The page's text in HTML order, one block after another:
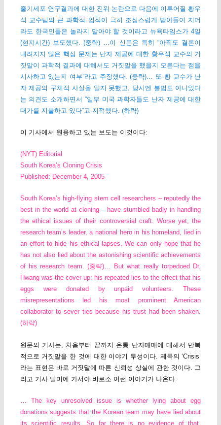
줄기세포 연구결과에 대한 진위 논란으로 다음에 이루어질 황우
석 교수팀의 큰 과학적 업적이 극히 조심스럽게 받아들여 지더
라도 한국인들은 놀라지 말아야 할 것이라고 뉴욕타임스가 4일
(현지시간) 보도했다. (중략) …이 신문은 특히 “아직도 결론이
내려지지 않은 핵심 문제는 난자 제공에 대한 황우석 교수의 거
짓말이 과학적 결과에 대해서도 거짓말을 했을지 모른다는 점을
시사하고 있는지 여부”라고 주장했다. (중략)… 또 황 교수가 난
자 제공의 구체적 사실을 알지 못했고, 당시엔 불법도 아니었다
는 의견도 소개하면서 “일부 미국 과학자들도 난자 제공에 대한
대가를 지불하고 있다”고 지적했다. (하략)
이 기사에서 원용하고 있는 보도는 이것이다:
(NYT) Editorial
South Korea’s Cloning Crisis
Published: December 4, 2005
South Korea’s high-flying stem cell researchers – reputedly the
best in the world at cloning – have stumbled badly in handling
the ethical issues of their controversial craft. Worse yet, the
research team’s leader, a national hero in his homeland, lied in
an effort to hide his ethical lapses. We can only hope that he
has not also lied about the astonishing scientific achievements
of his research team. (중략)… But what really torpedoed Dr.
Hwang was the cover-up: his repeated lies to the effect that his
eggs were donated by unpaid volunteers. These
misrepresentations led his most prominent American
collaborator to sever ties because his trust had been shaken.
(하략)
원문의 기사는, 처음부터 끝까지 온통 난자매매에 대해서 반복
적으로 거짓말을 한 것에 대한 이야기 투성이다. 제목의 ‘Crisis’
라는 표현은 바로 거짓말에 따른 신뢰성 상실에 관한 것이다. 그
리고 기사 말미에 가서야 비로소 이런 이야기가 나온다:
… The key unresolved issue is whether lying about egg
donations suggests that the Korean team may have lied about
its scientific results. So far there is no evidence of that.